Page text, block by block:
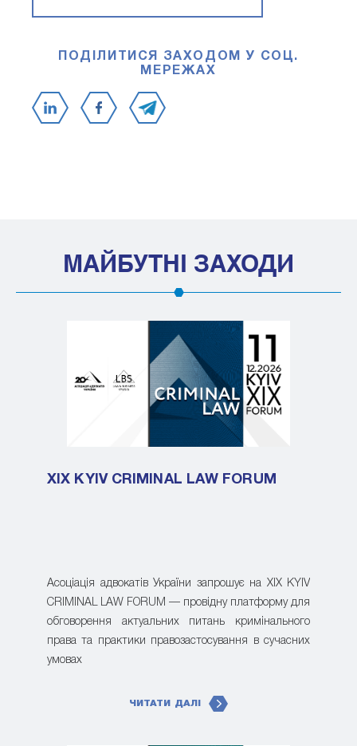
ПОДІЛИТИСЯ ЗАХОДОМ У СОЦ.
МЕРЕЖАХ
МАЙБУТНІ ЗАХОДИ
XIX KYIV CRIMINAL LAW FORUM
Асоціація адвокатів України запрошує на XIX KYIV
CRIMINAL LAW FORUM — провідну платформу для
обговорення актуальних питань кримінального
права та практики правозастосування в сучасних
умовах
ЧИТАТИ ДАЛІ